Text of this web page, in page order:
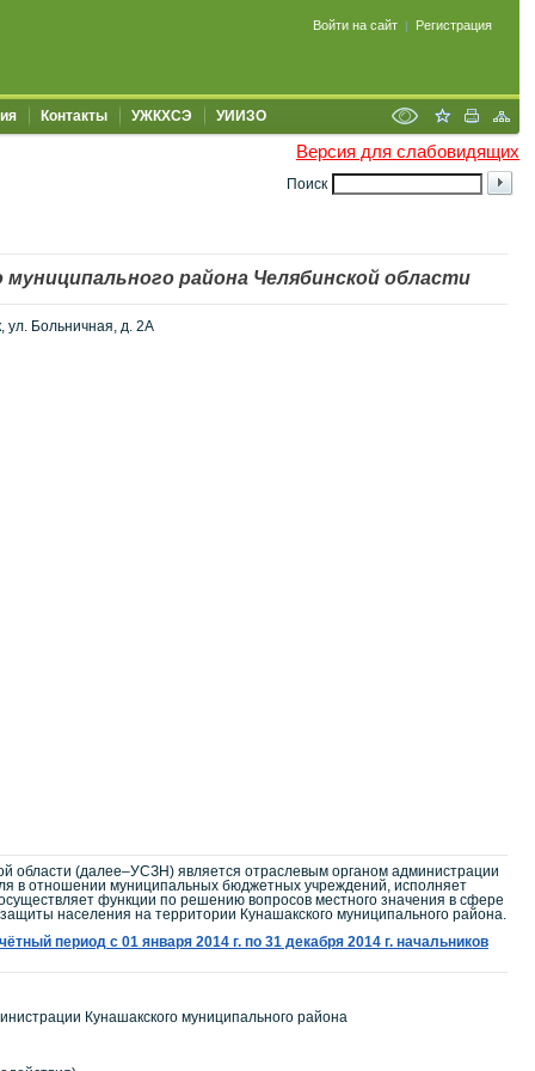
Войти на сайт | Регистрация
Контакты УЖКХСЭ УИИЗО
Версия для слабовидящих
Поиск
района Челябинской области
ул. Больничная, д. 2А
области (далее–УСЗН) является отраслевым органом администрации
в отношении муниципальных бюджетных учреждений, исполняет
функции по решению вопросов местного значения в сфере
населения на территории Кунашакского муниципального района.
период с 01 января 2014 г. по 31 декабря 2014 г. начальников
Кунашакского муниципального района